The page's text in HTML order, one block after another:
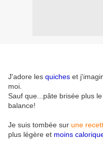
J'adore les quiches et
moi.
Sauf que...pâte brisée plus
balance!
Je suis tombée sur une
plus légère et moins